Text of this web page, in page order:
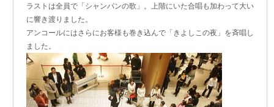
ラストは全員で「シャンパンの歌」。上階にいた合唱も加わって大い
に響き渡りました。
アンコールにはさらにお客様も巻き込んで「きよしこの夜」を斉唱し
ました。